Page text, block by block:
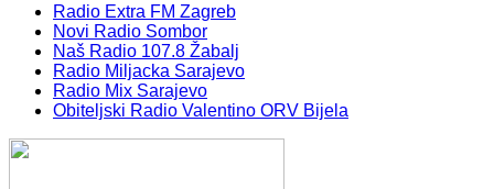
Radio Extra FM Zagreb
Novi Radio Sombor
Naš Radio 107.8 Žabalj
Radio Miljacka Sarajevo
Radio Mix Sarajevo
Obiteljski Radio Valentino ORV Bijela